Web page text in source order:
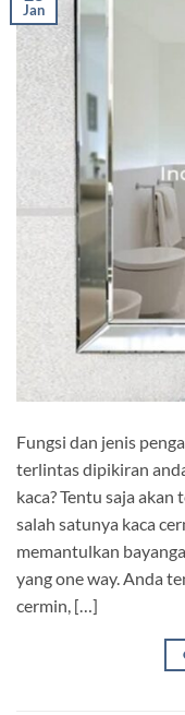
Jan
Fungsi dan jenis
terlintas dipikiran
kaca? Tentu saja akan
salah satunya kaca
memantulkan
yang one way. Anda
cermin, […]